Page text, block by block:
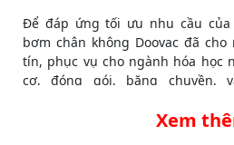
Để đáp ứng tối ưu nhu cầu của
bơm chân không Doovac đã
tín, phục vụ cho ngành hóa học
cơ, đóng gói, băng chuyền,
Xem